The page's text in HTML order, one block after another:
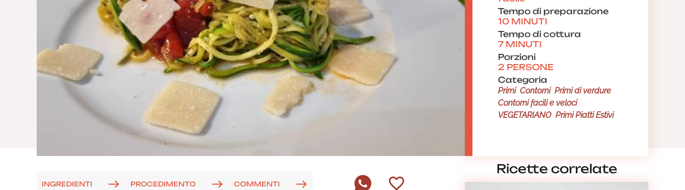
Tempo di preparazione
10 MINUTI
Tempo di cottura
7 MINUTI
Porzioni
2 PERSONE
Categoria
Primi Contorni Primi di verdure
Contorni facili e veloci
VEGETARIANO Primi Piatti Estivi
INGREDIENTI PROCEDIMENTO COMMENTI
Ricette correlate